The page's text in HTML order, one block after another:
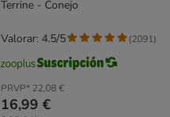
Terrine - Conejo
PRVP* 22,08 €
16,99 €
Valorar: 4.5/5 (2091)